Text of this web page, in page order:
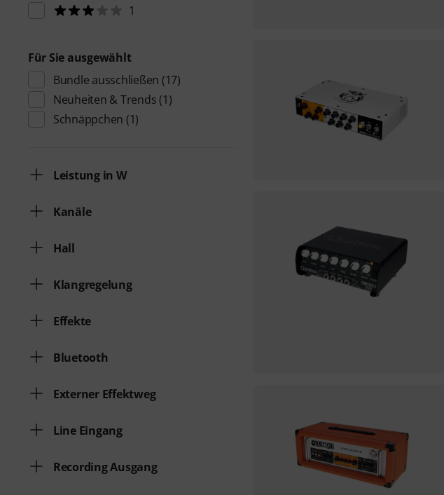
1
Für Sie ausgewählt
Bundle ausschließen (17)
Neuheiten & Trends (1)
Schnäppchen (1)
Leistung in W
Kanäle
Hall
Klangregelung
Effekte
Bluetooth
Externer Effektweg
Line Eingang
Recording Ausgang